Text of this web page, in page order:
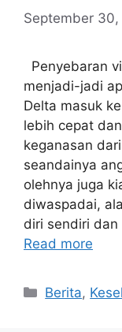
September 30,
Penyebaran
menjadi-jadi
Delta masuk
lebih cepat
keganasan
seandainya
olehnya juga
diwaspadai,
diri sendiri
Read more
Categories
Berita,